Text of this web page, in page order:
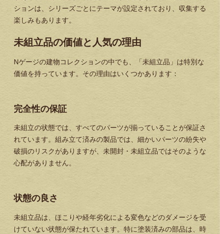
ションは、シリーズごとにテーマが設定されており、収集する
楽しみもあります。
未組立品の価値と人気の理由
Nゲージの建物コレクションの中でも、「未組立品」は特別な
価値を持っています。その理由はいくつかあります：
完全性の保証
未組立の状態では、すべてのパーツが揃っていることが保証さ
れています。組み立て済みの製品では、細かいパーツの紛失や
破損のリスクがありますが、未開封・未組立品ではそのような
心配がありません。
状態の良さ
未組立品は、ほこりや経年劣化による変色などのダメージを受
けていない状態が保たれています。特に塗装済みの部品は、時